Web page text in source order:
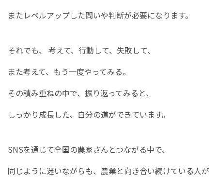
またレベルアップした問いや判断が必要になります。
それでも、 考えて、行動して、失敗して、
また考えて、もう一度やってみる。
その積み重ねの中で、振り返ってみると、
しっかり成長した、自分の道ができています。
SNSを通じて全国の農家さんとつながる中で、
同じように迷いながらも、農業と向き合い続けている人が